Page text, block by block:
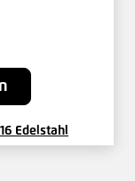
Edelstahl